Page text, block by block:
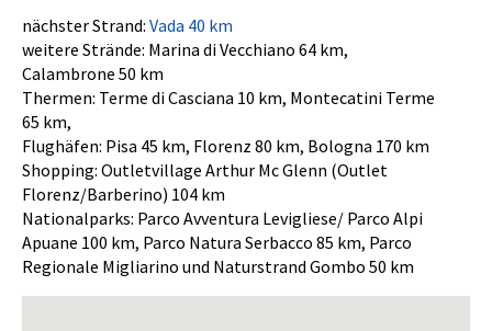
nächster Strand: Vada 40 km
weitere Strände: Marina di Vecchiano 64 km,
Calambrone 50 km
Thermen: Terme di Casciana 10 km, Montecatini Terme
65 km,
Flughäfen: Pisa 45 km, Florenz 80 km, Bologna 170 km
Shopping: Outletvillage Arthur Mc Glenn (Outlet
Florenz/Barberino) 104 km
Nationalparks: Parco Avventura Levigliese/ Parco Alpi
Apuane 100 km, Parco Natura Serbacco 85 km, Parco
Regionale Migliarino und Naturstrand Gombo 50 km